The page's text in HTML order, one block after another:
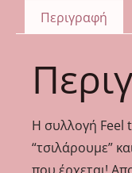
Περιγραφή
Η συλλογή Feel
“τσιλάρουμε”